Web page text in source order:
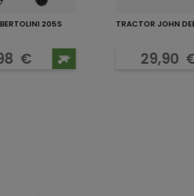
205S
€
TRACTOR JOHN
29,90